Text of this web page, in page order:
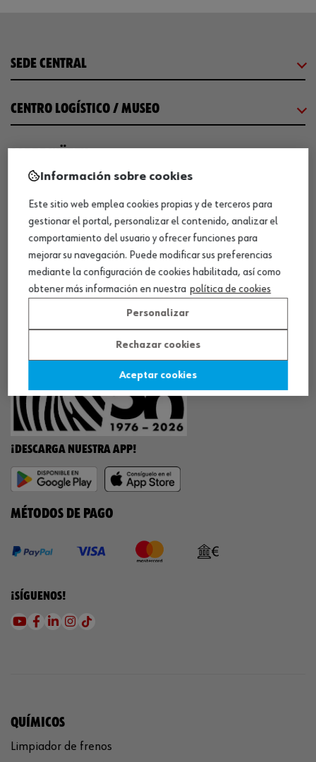
SEDE CENTRAL
CENTRO LOGÍSTICO / MUSEO
COMUNICACIÓN
WORKINWÜRTH
NUESTROS CERTIFICADOS
¡WÜRTH EMPRESA SOLIDARIA!
¡DESCARGA NUESTRA APP!
MÉTODOS DE PAGO
¡SÍGUENOS!
QUÍMICOS
Limpiador de frenos
Información sobre cookies
Este sitio web emplea cookies propias y de terceros para
gestionar el portal, personalizar el contenido, analizar el
comportamiento del usuario y ofrecer funciones para
mejorar su navegación. Puede modificar sus preferencias
mediante la configuración de cookies habilitada, así como
obtener más información en nuestra política de cookies
Personalizar
Rechazar cookies
Aceptar cookies